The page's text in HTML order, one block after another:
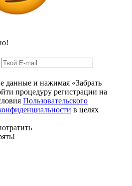
данные и нажимая «Забрать
процедуру регистрации на
Пользовательского
в целях